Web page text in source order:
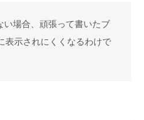
い場合、頑張って書いたブ
表示されにくくなるわけで